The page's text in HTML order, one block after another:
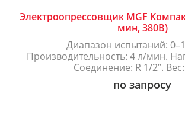
Электроопрессовщик MGF
мин, 380В)
Диапазон испытаний:
Производительность: 4 л/мин.
Соединение: R 1/2”. Вес:
по запросу